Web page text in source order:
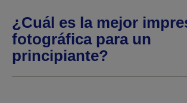
¿Cuál es la mejor
fotográfica para un
principiante?